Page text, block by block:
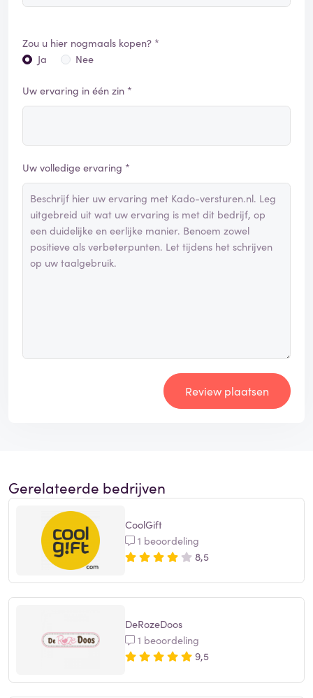
Zou u hier nogmaals kopen? *
Ja
Nee
Uw ervaring in één zin *
Uw volledige ervaring *
Review plaatsen
Gerelateerde bedrijven
CoolGift
1 beoordeling
8,5
DeRozeDoos
1 beoordeling
9,5